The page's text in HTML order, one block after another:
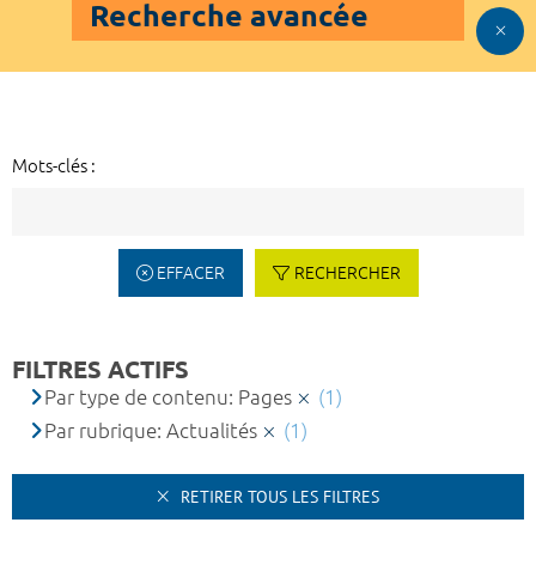
Recherche avancée
Mots-clés :
EFFACER RECHERCHER
FILTRES ACTIFS
Par type de contenu: Pages
(1)
Par rubrique: Actualités
(1)
RETIRER TOUS LES FILTRES